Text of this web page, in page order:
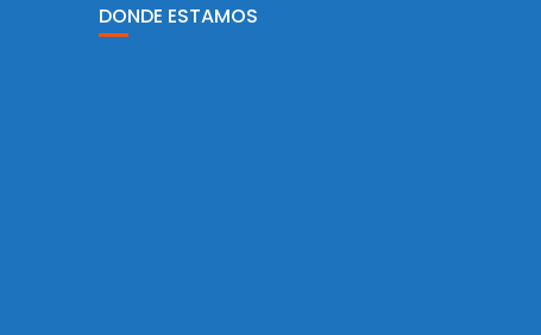
DONDE ESTAMOS